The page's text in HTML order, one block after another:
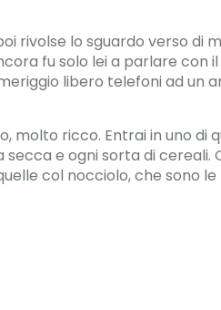
rivolse lo sguardo verso di
fu solo lei a parlare con
libero telefoni ad un
molto ricco. Entrai in uno di
e ogni sorta di cereali.
col nocciolo, che sono le